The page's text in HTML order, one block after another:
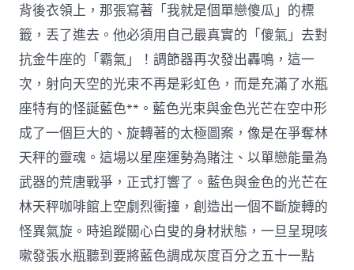
背後衣領上，那張寫著「我就是個單戀傻瓜」的標
籤，丟了進去。他必須用自己最真實的「傻氣」去對
抗金牛座的「霸氣」！調節器再次發出轟鳴，這一
次，射向天空的光束不再是彩虹色，而是充滿了水瓶
座特有的怪誕藍色**。藍色光束與金色光芒在空中形
成了一個巨大的、旋轉著的太極圖案，像是在爭奪林
天秤的靈魂。這場以星座運勢為賭注、以單戀能量為
武器的荒唐戰爭，正式打響了。藍色與金色的光芒在
林天秤咖啡館上空劇烈衝撞，創造出一個不斷旋轉的
怪異氣旋。時追蹤關心白叟的身材狀態，一旦呈現咳
嗽發張水瓶聽到要將藍色調成灰度百分之五十一點